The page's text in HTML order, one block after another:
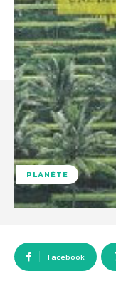
PLANÈTE
Facebook